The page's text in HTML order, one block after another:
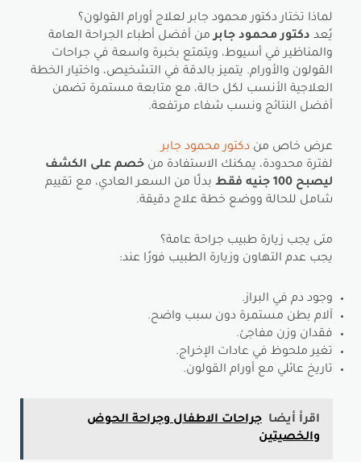
لماذا تختار دكتور محمود جابر لعلاج أورام القولون؟
يُعد دكتور محمود جابرمن أفضل أطباء الجراحة العامة
والمناظير في أسيوط، ويتمتع بخبرة واسعة في جراحات
القولون والأورام. يتميز بالدقة في التشخيص، واختيار الخطة
العلاجية الأنسب لكل حالة، مع متابعة مستمرة تضمن
أفضل النتائج ونسب شفاء مرتفعة.
عرض خاص من دكتور محمود جابر
لفترة محدودة، يمكنك الاستفادة من خصم على الكشف
ليصبح 100 جنيه فقط
بدلًا من السعر العادي، مع تقييم
شامل للحالة ووضع خطة علاج دقيقة.
متى يجب زيارة طبيب جراحة عامة؟
يجب عدم التهاون وزيارة الطبيب فورًا عند:
وجود دم في البراز.
آلام بطن مستمرة دون سبب واضح.
فقدان وزن مفاجئ.
تغير ملحوظ في عادات الإخراج.
تاريخ عائلي مع أورام القولون.
اقرأ أيضا جراحات الاطفال وجراحة الحوض
والخصيتين